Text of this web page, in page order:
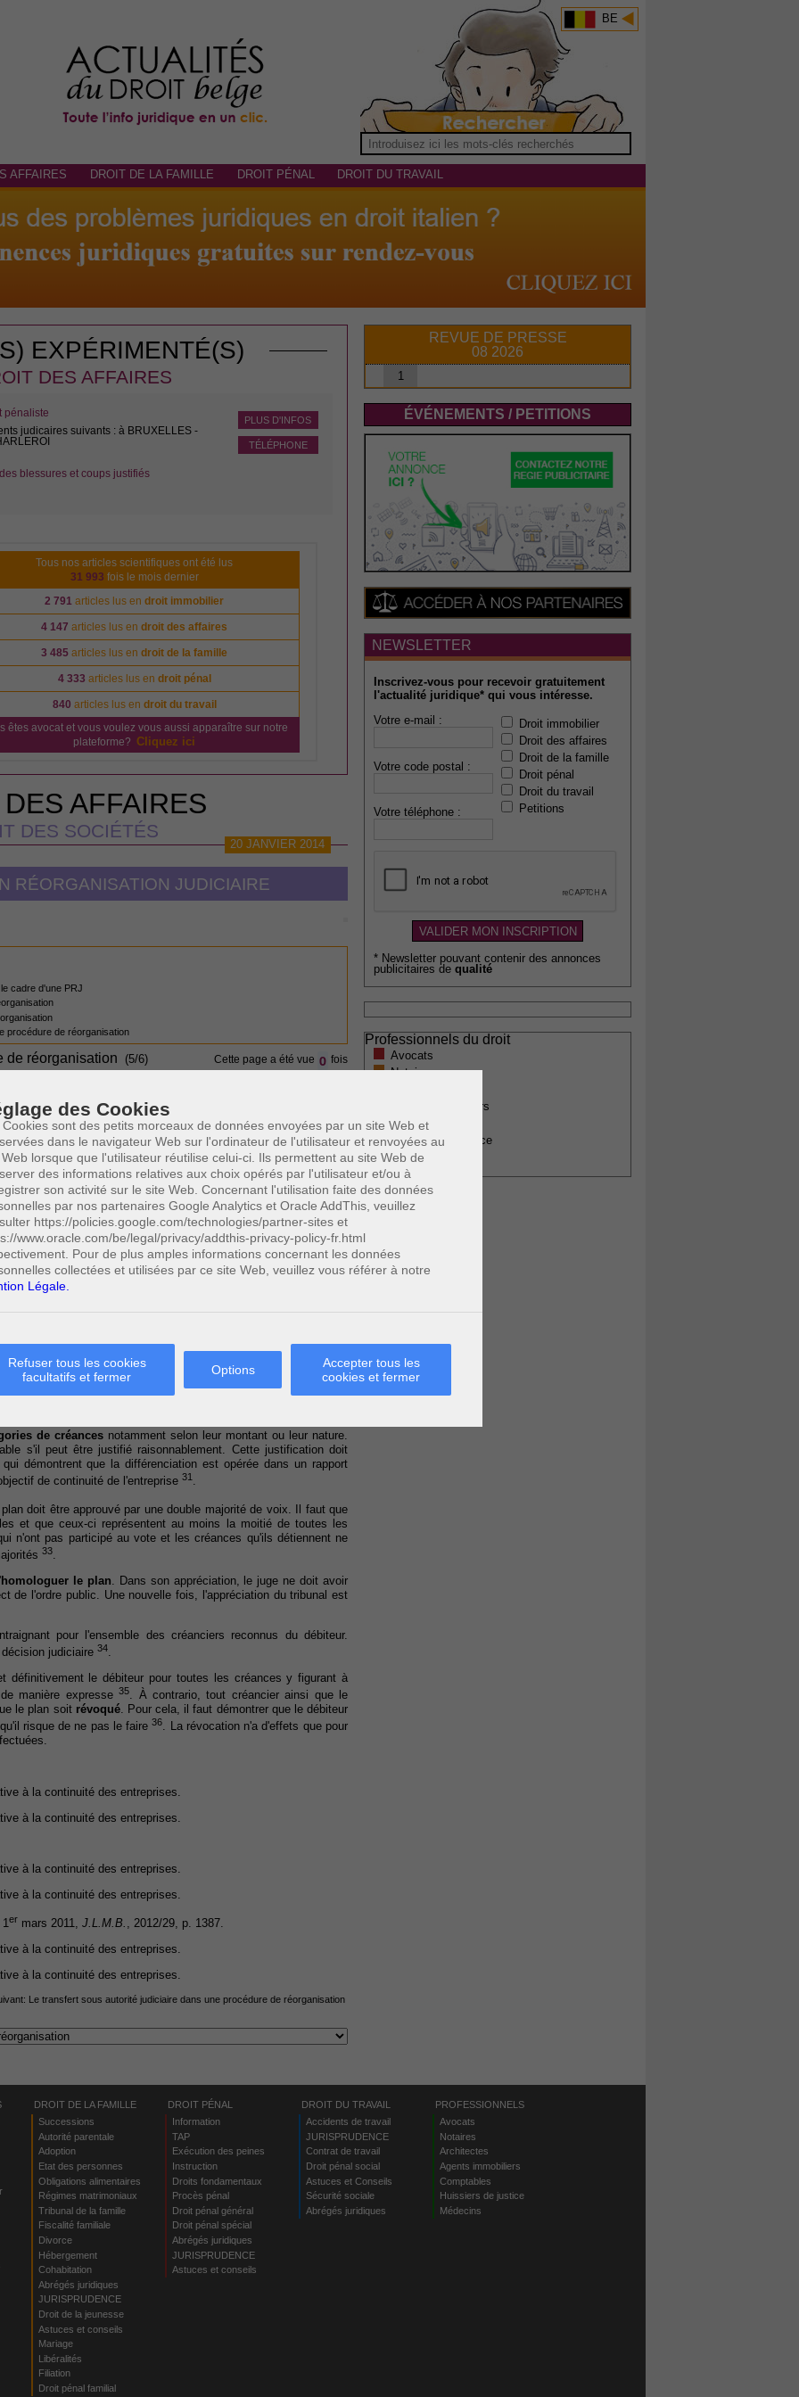
des Cookies
Cookies sont des petits morceaux de données envoyées par un site Web et
dans le navigateur Web sur l'ordinateur de l'utilisateur et renvoyées au
lorsque que l'utilisateur réutilise celui-ci. Ils permettent au site Web de
des informations relatives aux choix opérés par l'utilisateur et/ou à
son activité sur le site Web. Concernant l'utilisation faite des données
par nos partenaires Google Analytics et Oracle AddThis, veuillez
https://policies.google.com/technologies/partner-sites et
www.oracle.com/be/legal/privacy/addthis-privacy-policy-fr.html
Pour de plus amples informations concernant les données
collectées et utilisées par ce site Web, veuillez vous référer à notre
Légale.
Refuser tous les cookies
facultatifs et fermer
Options
Accepter tous les
cookies et fermer
BE
AFFAIRES DROIT DE LA FAMILLE DROIT PÉNAL DROIT DU TRAVAIL
EXPÉRIMENTÉ(S)
DES AFFAIRES
PLUS D'INFOS
TÉLÉPHONE
pénaliste
judicaires suivants : à BRUXELLES -
blessures et coups justifiés
Tous nos articles scientifiques ont été lus
31 993 fois le mois dernier
2 791 articles lus endroit immobilier
4 147 articles lus endroit des affaires
3 485 articles lus endroit de la famille
4 333 articles lus en droit pénal
840 articles lus en droit du travail
êtes avocat et vous voulez vous aussi apparaître sur notre
plateforme? Cliquez ici
AFFAIRES
DES SOCIÉTÉS
20 JANVIER 2014
RÉORGANISATION JUDICIAIRE
cadre d'une PRJ
procédure de réorganisation
de réorganisation (5/6) Cette page a été vue 0 fois
DE VOUS INTERESSER:
affaires – Faillite - Cour de cassation : Décision du 28 mars
des indépendants et des P.M.E.
comme un contrat, l'accord collectif s'obtient par un
d'anticiper au mieux le vote des créanciers.
et une prescriptive
. La première fait référence à l'état de
que la façon selon laquelle le débiteur compte rétablir la
contient les mesures qui permettront de désintéresser les
des délais de paiement, la réduction du montant ou des
de dettes en actions ou parts de société
de créances notamment selon leur montant ou leur nature.
s'il peut être justifié raisonnablement. Cette justification doit
démontrent que la différenciation est opérée dans un rapport
de continuité de l'entreprise 31
doit être approuvé par une double majorité de voix. Il faut que
et que ceux-ci représentent au moins la moitié de toutes les
n'ont pas participé au vote et les créances qu'ils détiennent ne
33.
homologuer le plan . Dans son appréciation, le juge ne doit avoir
de l'ordre public. Une nouvelle fois, l'appréciation du tribunal est
pour l'ensemble des créanciers reconnus du débiteur.
judiciaire 34
définitivement le débiteur pour toutes les créances y figurant à
manière expresse35. À contrario, tout créancier ainsi que le
le plan soit révoqué. Pour cela, il faut démontrer que le débiteur
risque de ne pas le faire36. La révocation n'a d'effets que pour
à la continuité des entreprises.
à la continuité des entreprises.
à la continuité des entreprises.
à la continuité des entreprises.
1er mars 2011, J.L.M.B. , 2012/29, p. 1387.
à la continuité des entreprises.
à la continuité des entreprises.
Le transfert sous autorité judiciaire dans une procédure de réorganisation
REVUE DE PRESSE
08 2026
1
ÉVÉNEMENTS / PETITIONS
NEWSLETTER
Inscrivez-vous pour recevoir gratuitement
l'actualité juridique* qui vous intéresse.
Votre e-mail :
Votre code postal :
Votre téléphone :
Droit immobilier
Droit des affaires
Droit de la famille
Droit pénal
Droit du travail
Petitions
* Newsletter pouvant contenir des annonces
publicitaires de qualité
Professionnels du droit
Avocats
Notaires
Agents immobiliers
Comptables
Huissiers de justice
Médecins
DROIT DE LA FAMILLE
Successions
Autorité parentale
Adoption
Etat des personnes
Obligations alimentaires
Régimes matrimoniaux
Tribunal de la famille
Fiscalité familiale
Divorce
Hébergement
Cohabitation
Abrégés juridiques
JURISPRUDENCE
Droit de la jeunesse
Astuces et conseils
Mariage
Libéralités
Filiation
Droit pénal familial
DROIT PÉNAL
Information
TAP
Exécution des peines
Instruction
Droits fondamentaux
Procès pénal
Droit pénal général
Droit pénal spécial
Abrégés juridiques
JURISPRUDENCE
Astuces et conseils
DROIT DU TRAVAIL
Accidents de travail
JURISPRUDENCE
Contrat de travail
Droit pénal social
Astuces et Conseils
Sécurité sociale
Abrégés juridiques
PROFESSIONNELS
Avocats
Notaires
Architectes
Agents immobiliers
Comptables
Huissiers de justice
Médecins